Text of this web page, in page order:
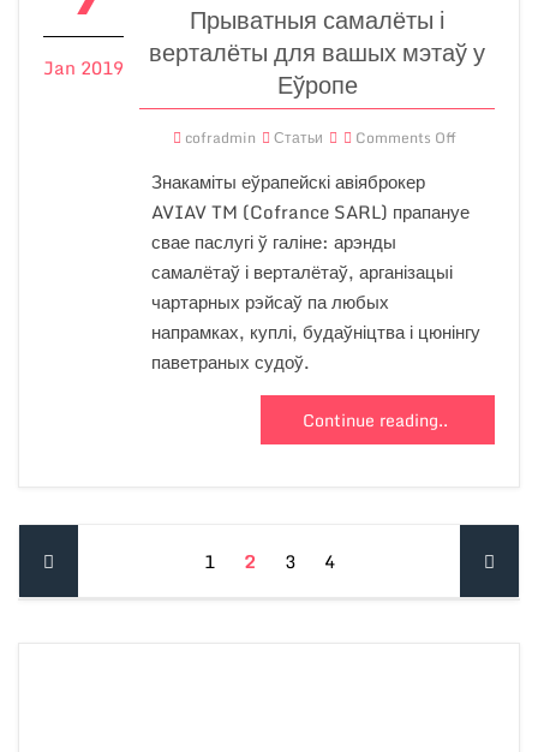
Jan 2019
Прыватныя самалёты і
верталёты для вашых мэтаў у
Еўропе
cofradmin Статьи Comments Off
Знакаміты еўрапейскі авіяброкер
AVIAV TM (Cofrance SARL) прапануе
свае паслугі ў галіне: арэнды
самалётаў і верталётаў, арганізацыі
чартарных рэйсаў па любых
напрамках, куплі, будаўніцтва і цюнінгу
паветраных судоў.
Continue reading..
1 2 3 4